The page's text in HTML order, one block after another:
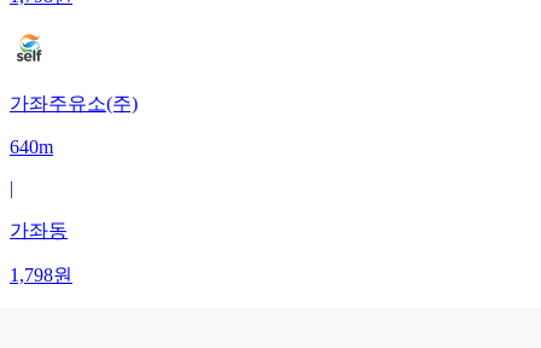
가좌주유소(주)
640m
|
가좌동
1,798원